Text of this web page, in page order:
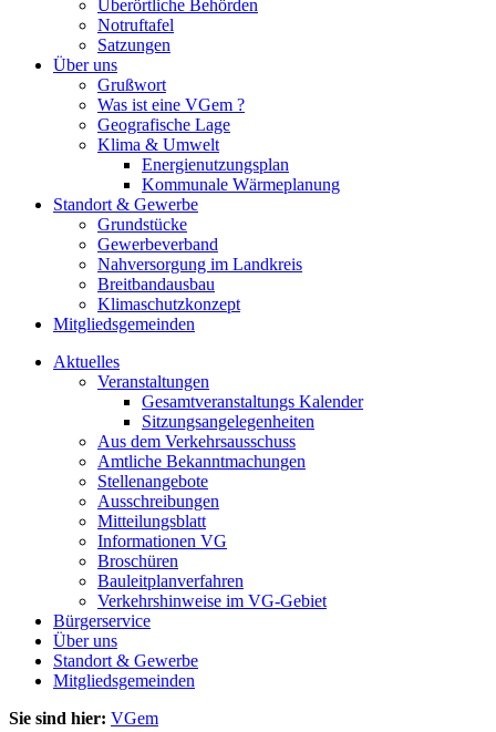
Überörtliche Behörden
Notruftafel
Satzungen
Über uns
Grußwort
Was ist eine VGem ?
Geografische Lage
Klima & Umwelt
Energienutzungsplan
Kommunale Wärmeplanung
Standort & Gewerbe
Grundstücke
Gewerbeverband
Nahversorgung im Landkreis
Breitbandausbau
Klimaschutzkonzept
Mitgliedsgemeinden
Aktuelles
Veranstaltungen
Gesamtveranstaltungs Kalender
Sitzungsangelegenheiten
Aus dem Verkehrsausschuss
Amtliche Bekanntmachungen
Stellenangebote
Ausschreibungen
Mitteilungsblatt
Informationen VG
Broschüren
Bauleitplanverfahren
Verkehrshinweise im VG-Gebiet
Bürgerservice
Über uns
Standort & Gewerbe
Mitgliedsgemeinden
Sie sind hier: VGem